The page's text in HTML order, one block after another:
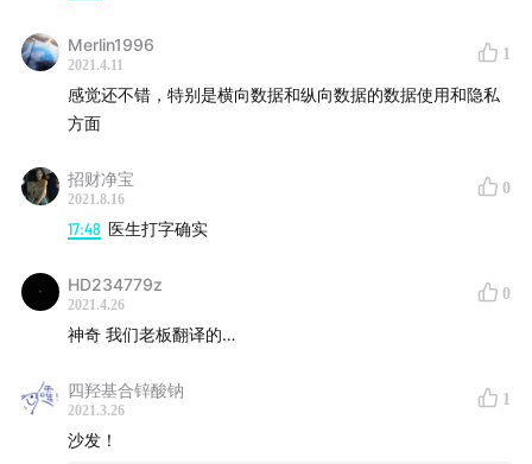
（1）什么是MECTwww.zhihu.com；（2）用于抑郁症
pubmed.ncbi.nlm.nih.gov
疗pubmed.ncbi.nlm.nih.gov
福柯《临床医学的诞生》
神经现实：“6秒读心”是什么黑科技？
Merlin1996
2021.4.11
1
感觉还不错，特别是横向数据和纵向数据的数据使用和隐私
方面
招财净宝
2021.8.16
0
17:48 医生打字确实
HD234779z
2021.4.26
0
神奇 我们老板翻译的…
四羟基合锌酸钠
2021.3.26
1
沙发！